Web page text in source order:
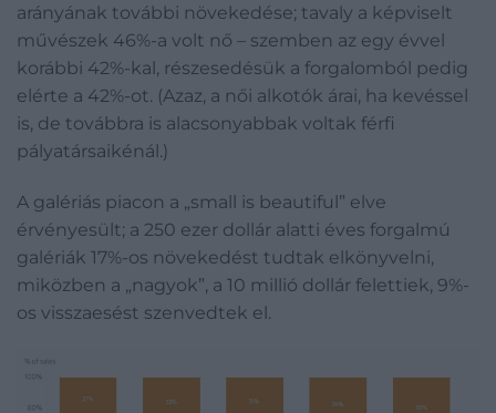
arányának további növekedése; tavaly a képviselt
művészek 46%-a volt nő – szemben az egy évvel
korábbi 42%-kal, részesedésük a forgalomból pedig
elérte a 42%-ot. (Azaz, a női alkotók árai, ha kevéssel
is, de továbbra is alacsonyabbak voltak férfi
pályatársaikénál.)
A galériás piacon a „small is beautiful” elve
érvényesült; a 250 ezer dollár alatti éves forgalmú
galériák 17%-os növekedést tudtak elkönyvelni,
miközben a „nagyok”, a 10 millió dollár felettiek, 9%-
os visszaesést szenvedtek el.